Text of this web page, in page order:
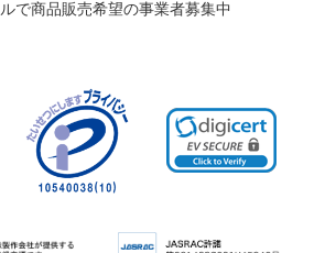
で商品販売希望の事業者募集中